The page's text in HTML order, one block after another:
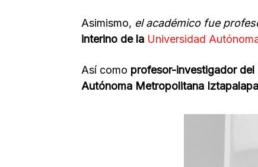
Asimismo, el académico fue
interino de la Universidad
Así como profesor-investigador
Autónoma Metropolitana